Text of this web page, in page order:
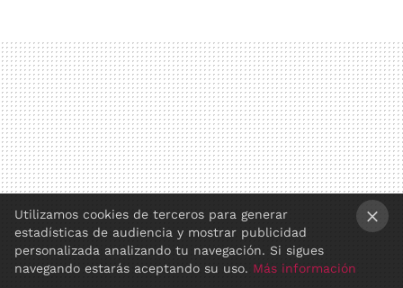
Utilizamos cookies de terceros para generar
estadísticas de audiencia y mostrar publicidad
personalizada analizando tu navegación. Si sigues
navegando estarás aceptando su uso. Más información